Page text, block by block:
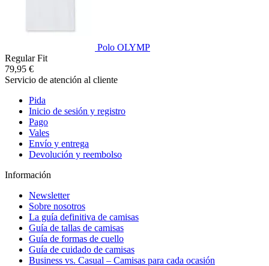
Polo OLYMP
Regular Fit
79,95 €
Servicio de atención al cliente
Pida
Inicio de sesión y registro
Pago
Vales
Envío y entrega
Devolución y reembolso
Información
Newsletter
Sobre nosotros
La guía definitiva de camisas
Guía de tallas de camisas
Guía de formas de cuello
Guía de cuidado de camisas
Business vs. Casual – Camisas para cada ocasión